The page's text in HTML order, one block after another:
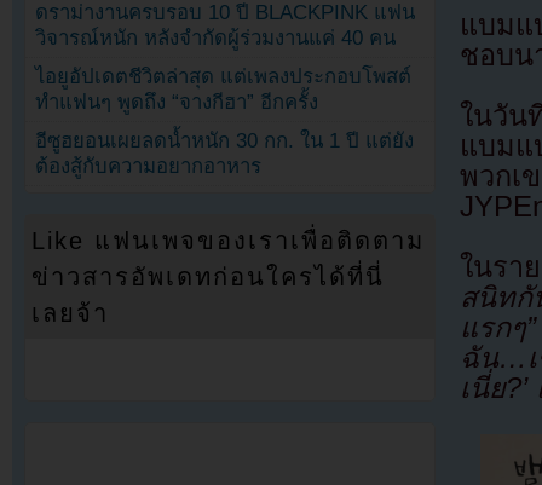
แบมแ
ชอบน
ในวัน
แบมแ
พวก
ในรา
สนิท
แรกๆ”
ฉัน…เ
เนี่ย
ดราม่างานครบรอบ 10 ปี BLACKPINK แฟน
วิจารณ์หนัก หลังจำกัดผู้ร่วมงานแค่ 40 คน
ไอยูอัปเดตชีวิตล่าสุด แต่เพลงประกอบโพสต์
ทำแฟนๆ พูดถึง “จางกีฮา” อีกครั้ง
อีซูฮยอนเผยลดน้ำหนัก 30 กก. ใน 1 ปี แต่ยัง
ต้องสู้กับความอยากอาหาร
Like แฟนเพจของเราเพื่อติดตาม
ข่าวสารอัพเดทก่อนใครได้ที่นี่
เลยจ้า